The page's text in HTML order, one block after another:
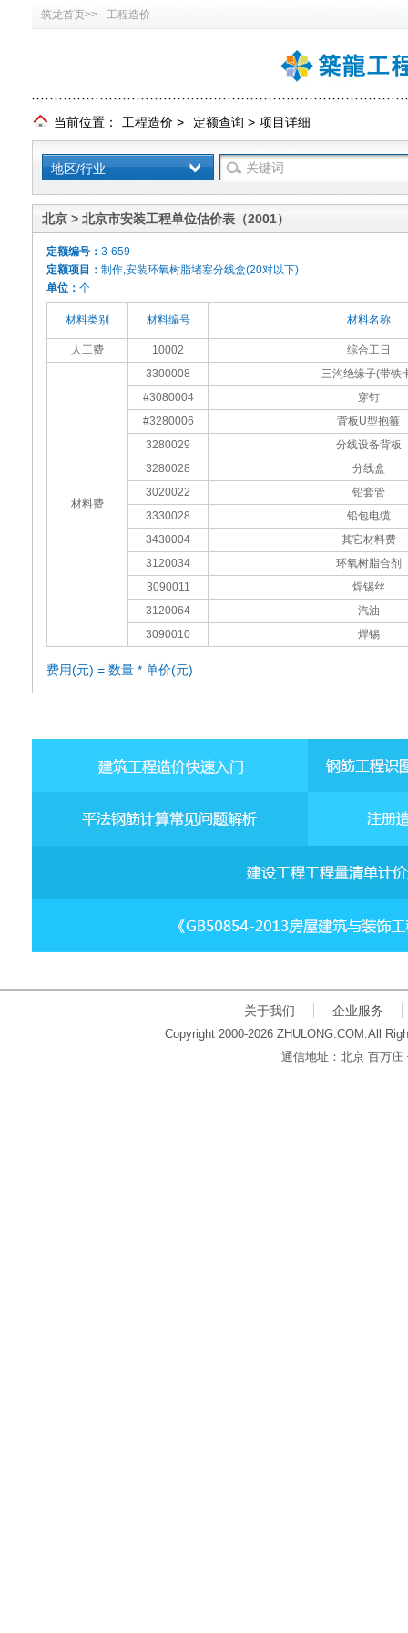
筑龙首页>> 工程造价
当前位置： 工程造价 > 定额查询 > 项目详细
地区/行业
北京 > 北京市安装工程单位估价表（2001）
定额编号： 3-659
定额项目： 制作,安装环氧树脂堵塞分线盒(20对以下)
单位： 个
材料类别 材料编号 材料名称
人工费 10002 综合工日
材料费
3300008
三沟绝缘子(带铁
#3080004
穿钉
#3280006
背板U型抱箍
3280029
分线设备背板
3280028
分线盒
3020022
铅套管
3330028
铅包电缆
3430004
其它材料费
3120034
环氧树脂合剂
3090011
焊锡丝
3120064
汽油
3090010
焊锡
费用(元) = 数量 * 单价(元)
关于我们 企业服务
Copyright 2000-2026 ZHULONG.COM.All
通信地址：北京 百万